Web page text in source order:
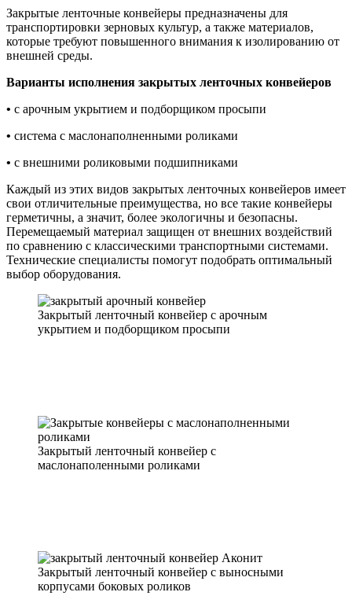
Закрытые ленточные конвейеры предназначены для
транспортировки зерновых культур, а также материалов,
которые требуют повышенного внимания к изолированию от
внешней среды.
Варианты исполнения закрытых ленточных конвейеров
• с арочным укрытием и подборщиком просыпи
• система с маслонаполненными роликами
• с внешними роликовыми подшипниками
Каждый из этих видов закрытых ленточных конвейеров имеет
свои отличительные преимущества, но все такие конвейеры
герметичны, а значит, более экологичны и безопасны.
Перемещаемый материал защищен от внешних воздействий
по сравнению с классическими транспортными системами.
Технические специалисты помогут подобрать оптимальный
выбор оборудования.
Закрытый ленточный конвейер с арочным
укрытием и подборщиком просыпи
Закрытый ленточный конвейер с
маслонаполенными роликами
Закрытый ленточный конвейер с выносными
корпусами боковых роликов